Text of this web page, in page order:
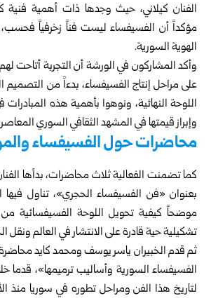
الفنان كيلاني، حيث وجدها ذات أهمية
مؤكداً أن الفسيفساء ليست فناً زخرفياً
الهوية السورية.
وأكد المشاركون في الورشة أن التجربة أتاحت
على مراحل إنتاج الفسيفساء، بدءاً من التصميم
اللوحة النهائية، ونوهوا بأهمية هذه المبادرات
وإبراز قيمتها في المشهد الثقافي السوري
محاضرات حول الفسيفساء
كما تضمنت الفعالية ثلاث محاضرات، بدأها
بعنوان «فن الفسيفساء الحجري»، تناول فيها
موضحاً كيفية تحويل اللوحة الفسيفسائية
تشكيلية حية قادرة على الانتشار في العالم ونقل
ثم قدم الخبيران ياسر يوسف ومحمد كايد
الفسيفساء السورية وأساليب ترميمها»، قدما
لتاريخ هذا الفن ومراحل تطوره في سوريا منذ